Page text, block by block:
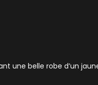
une belle robe d’un